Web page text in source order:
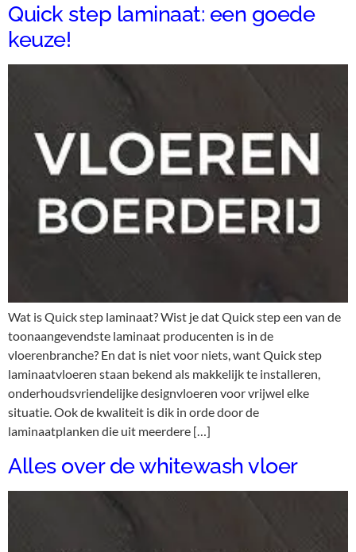
Quick step laminaat: een goede
keuze!
Wat is Quick step laminaat? Wist je dat Quick step een van de
toonaangevendste laminaat producenten is in de
vloerenbranche? En dat is niet voor niets, want Quick step
laminaatvloeren staan bekend als makkelijk te installeren,
onderhoudsvriendelijke designvloeren voor vrijwel elke
situatie. Ook de kwaliteit is dik in orde door de
laminaatplanken die uit meerdere […]
Alles over de whitewash vloer